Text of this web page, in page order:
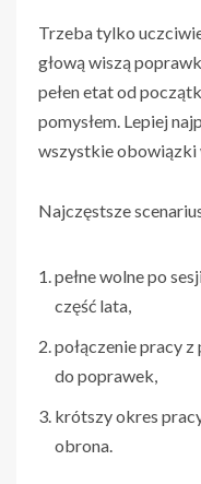
Trzeba tylko
głową wiszą
pełen etat od
pomysłem. Lepiej
wszystkie obowiązki
Najczęstsze
pełne wolne po
część lata,
połączenie pracy
do poprawek,
krótszy okres
obrona.